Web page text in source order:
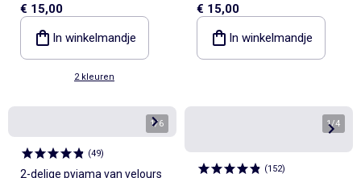
met voetjes
€ 15,00
In winkelmandje
2 kleuren
pyjama's
€ 15,00
In winkelmandje
1/6
(49)
2-delige pyjama van velours
1/4
(152)